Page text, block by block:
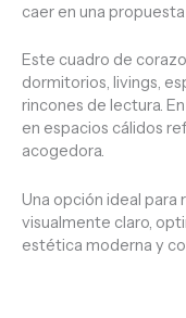
caer en una
Este cuadro de
dormitorios, livings,
rincones de lectura.
en espacios cálidos
acogedora.
Una opción ideal para
visualmente claro,
estética moderna y